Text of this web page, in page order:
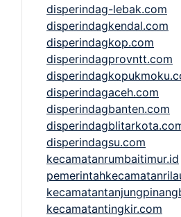
disperindag-lebak.com
disperindagkendal.com
disperindagkop.com
disperindagprovntt.com
disperindagaceh.com
disperindagbanten.com
disperindagsu.com
kecamatanrumbaitimur.id
kecamatantingkir.com